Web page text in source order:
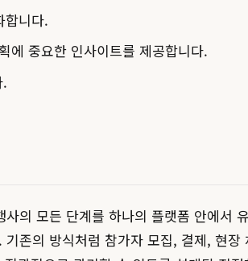
합니다.
에 중요한 인사이트를 제공합니다.
의 모든 단계를 하나의 플랫폼 안에서
존의 방식처럼 참가자 모집, 결제, 현장